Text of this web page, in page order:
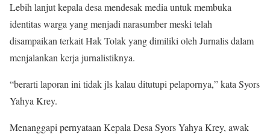
Lebih lanjut kepala desa mendesak media untuk membuka
identitas warga yang menjadi narasumber meski telah
disampaikan terkait Hak Tolak yang dimiliki oleh Jurnalis dalam
menjalankan kerja jurnalistiknya.
“berarti laporan ini tidak jls kalau ditutupi pelapornya,” kata Syors
Yahya Krey.
Menanggapi pernyataan Kepala Desa Syors Yahya Krey, awak